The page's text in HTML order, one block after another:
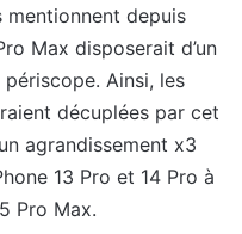
depuis
Max disposerait d’un
Ainsi, les
décuplées par cet
agrandissement x3
13 Pro et 14 Pro à
Pro Max.